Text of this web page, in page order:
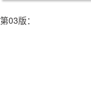
第03版：